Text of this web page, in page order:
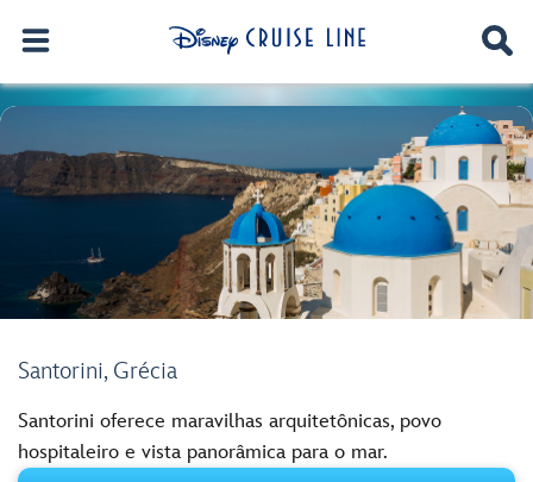
Santorini, Grécia
Santorini oferece maravilhas arquitetônicas, povo
hospitaleiro e vista panorâmica para o mar.